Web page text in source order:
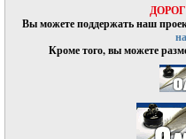
Вы можете поддержать наш
Кроме того, вы можете